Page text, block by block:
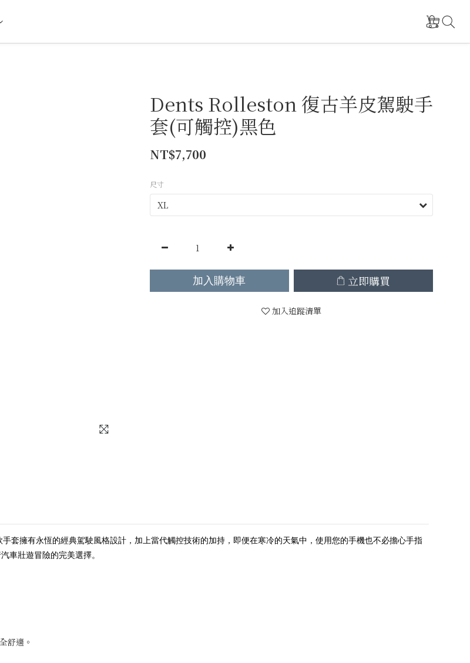
Dents Rolleston 復古羊皮駕駛手
套(可觸控)黑色
NT$7,700
尺寸
加入購物車 立即購買
加入追蹤清單
套擁有永恆的經典駕駛風格設計，加上當代觸控技術的加持，即便在寒冷的天氣中，使用您的手機也不必擔心手指
車壯遊冒險的完美選擇。
舒適。